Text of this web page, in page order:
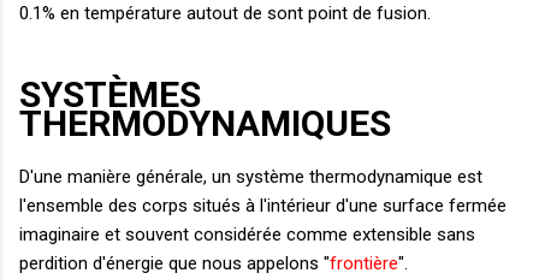
0.1% en température autout de sont point de fusion.
SYSTÈMES
THERMODYNAMIQUES
D'une manière générale, un système thermodynamique est
l'ensemble des corps situés à l'intérieur d'une surface fermée
imaginaire et souvent considérée comme extensible sans
perdition d'énergie que nous appelons "frontière".